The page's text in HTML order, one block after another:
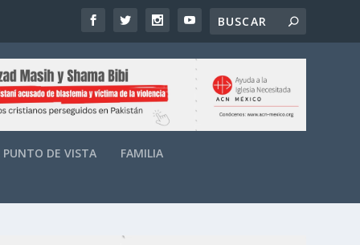
PUNTO DE VISTA FAMILIA